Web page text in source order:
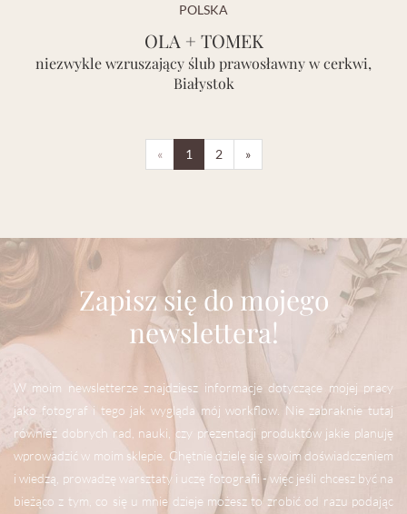
POLSKA
OLA + TOMEK
niezwykle wzruszający ślub prawosławny w cerkwi,
Białystok
« 1 2 »
Zapisz się do mojego
newslettera!
W moim newsletterze znajdziesz informacje dotyczące mojej pracy
jako fotograf i tego jak wygląda mój workflow. Nie zabraknie tutaj
również dobrych rad, nauki, czy prezentacji produktów jakie planuję
wprowadzić w moim sklepie. Chętnie dzielę się swoim doświadczeniem
i wiedzą, prowadzę warsztaty i uczę fotografii - więc jeśli chcesz być na
bieżąco z tym, co się u mnie dzieje możesz to zrobić od razu podając